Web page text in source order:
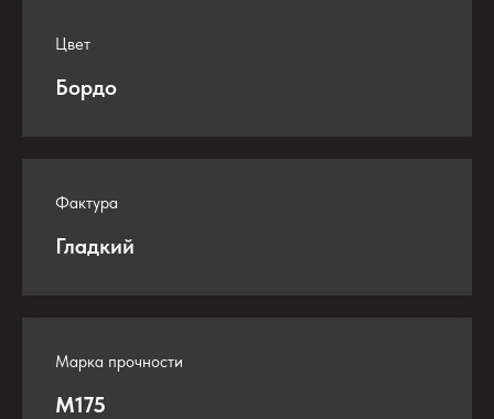
Цвет
Бордо
Фактура
Гладкий
Марка прочности
М175